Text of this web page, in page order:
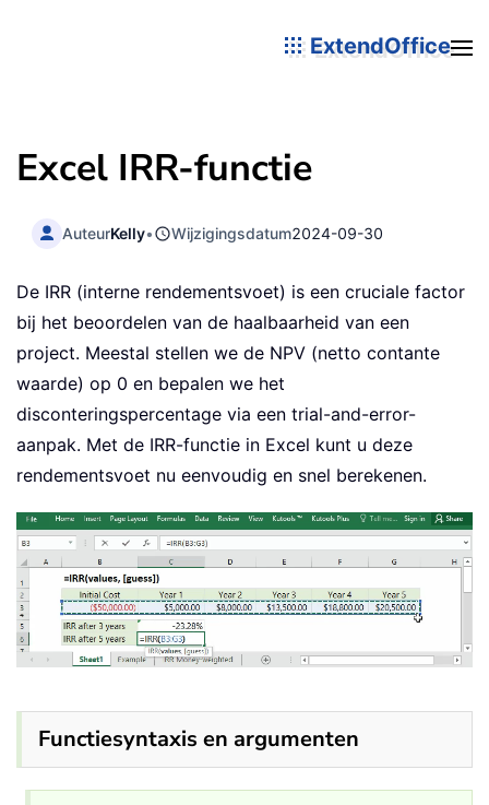
ExtendOffice
Excel IRR-functie
AuteurKelly• Wijzigingsdatum2024-09-30
De IRR (interne rendementsvoet) is een cruciale factor
bij het beoordelen van de haalbaarheid van een
project. Meestal stellen we de NPV (netto contante
waarde) op 0 en bepalen we het
disconteringspercentage via een trial-and-error-
aanpak. Met de IRR-functie in Excel kunt u deze
rendementsvoet nu eenvoudig en snel berekenen.
Functiesyntaxis en argumenten